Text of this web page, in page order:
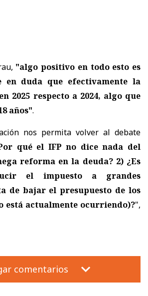
"algo positivo en todo esto es
en duda que efectivamente la
2025 respecto a 2024, algo que
años".
nos permita volver al debate
qué el IFP no dice nada del
reforma en la deuda? 2) ¿Es
el impuesto a grandes
de bajar el presupuesto de los
está actualmente ocurriendo)?",
comentarios